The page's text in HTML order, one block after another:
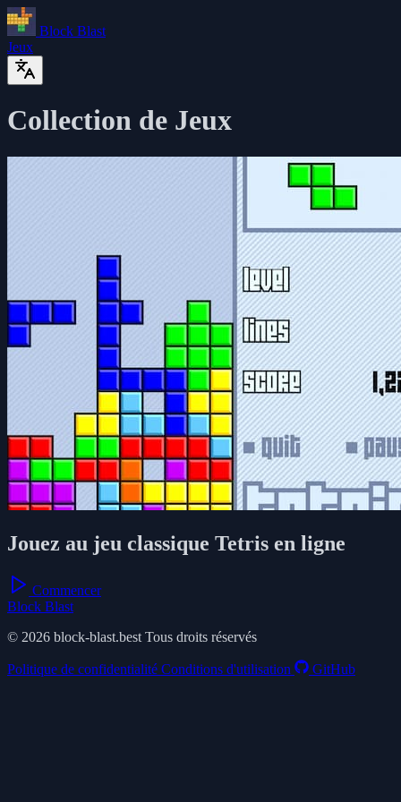
Block Blast
Jeux
Collection de Jeux
Jouez au jeu classique Tetris en ligne
Commencer
Block Blast
© 2026 block-blast.best Tous droits réservés
Politique de confidentialité Conditions d'utilisation GitHub